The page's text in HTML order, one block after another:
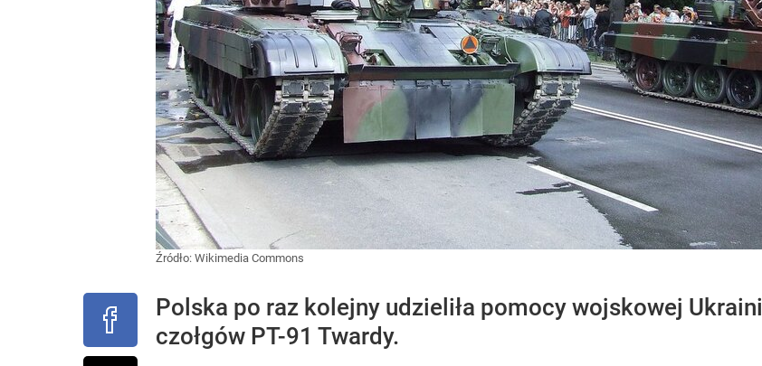
Źródło: Wikimedia Commons
Polska po raz kolejny udzieliła pomocy wojskowej
czołgów PT-91 Twardy.